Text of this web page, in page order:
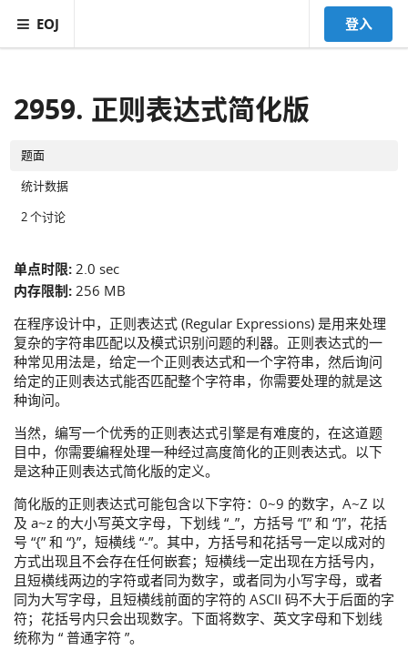
EOJ 登入
2959. 正则表达式简化版
题面
统计数据
2 个讨论
单点时限: 2.0 sec
内存限制: 256 MB
在程序设计中，正则表达式 (Regular Expressions) 是用来处理
复杂的字符串匹配以及模式识别问题的利器。正则表达式的一
种常见用法是，给定一个正则表达式和一个字符串，然后询问
给定的正则表达式能否匹配整个字符串，你需要处理的就是这
种询问。
当然，编写一个优秀的正则表达式引擎是有难度的，在这道题
目中，你需要编程处理一种经过高度简化的正则表达式。以下
是这种正则表达式简化版的定义。
简化版的正则表达式可能包含以下字符：0~9 的数字，A~Z 以
及 a~z 的大小写英文字母，下划线 “_”，方括号 “[” 和 “]”，花括
号 “{” 和 “}”，短横线 “-”。其中，方括号和花括号一定以成对的
方式出现且不会存在任何嵌套；短横线一定出现在方括号内，
且短横线两边的字符或者同为数字，或者同为小写字母，或者
同为大写字母，且短横线前面的字符的 ASCII 码不大于后面的字
符；花括号内只会出现数字。下面将数字、英文字母和下划线
统称为 “ 普通字符 ”。